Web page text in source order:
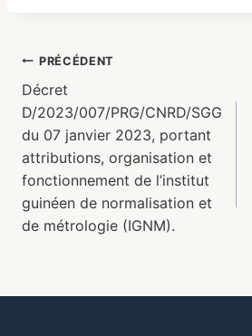
PRÉCÉDENT
Décret
D/2023/007/PRG/CNRD/SGG
du 07 janvier 2023, portant
attributions, organisation et
fonctionnement de l’institut
guinéen de normalisation et
de métrologie (IGNM).